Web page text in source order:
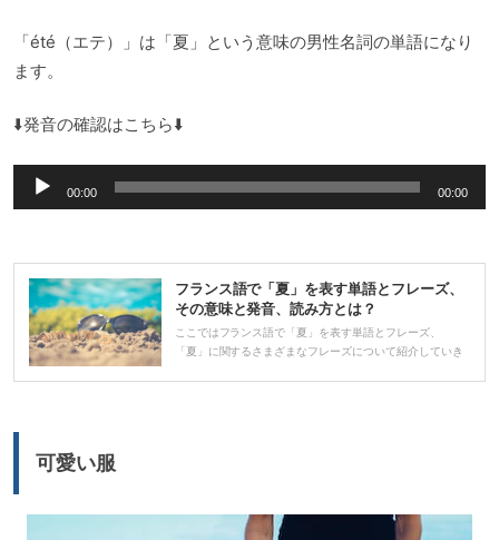
「été（エテ）」は「夏」という意味の男性名詞の単語になり
ます。
⬇️発音の確認はこちら⬇️
声
ー
ヤ
ー
00:00 00:00
フランス語で「夏」を表す単語とフレーズ、
その意味と発音、読み方とは？
ここではフランス語で「夏」を表す単語とフレーズ、
「夏」に関するさまざまなフレーズについて紹介していき
可愛い服